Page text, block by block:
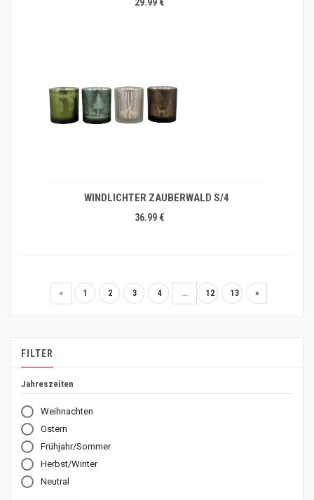
WINDLICHTER ZAUBERWALD S/4
36.99 €
« 1 2 3 4 ... 12 13 »
FILTER
Jahreszeiten
Weihnachten
Ostern
Frühjahr/Sommer
Herbst/Winter
Neutral